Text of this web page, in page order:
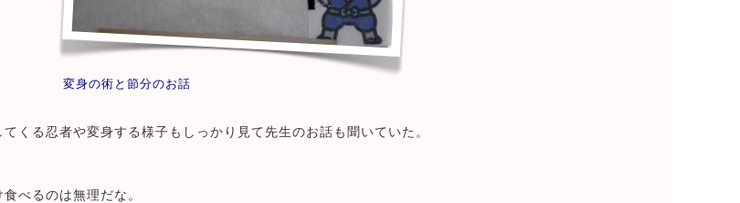
変身の術と節分のお話
くる忍者や変身する様子もしっかり見て先生のお話も聞いていた。
べるのは無理だな。